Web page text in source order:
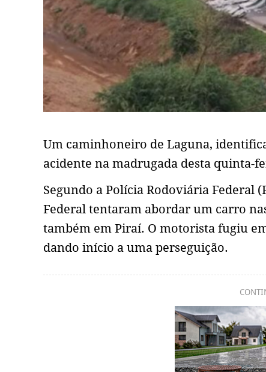
Um caminhoneiro de Laguna,
acidente na madrugada desta quinta-
Segundo a Polícia Rodoviária Federal
Federal tentaram abordar um carro
também em Piraí. O motorista fugiu
dando início a uma perseguição.